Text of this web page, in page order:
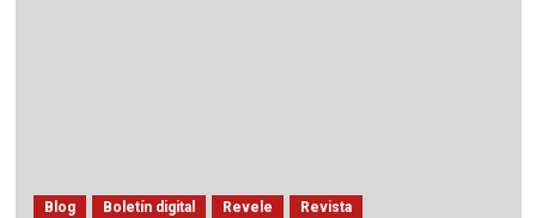
Blog Boletín digital Revele Revista